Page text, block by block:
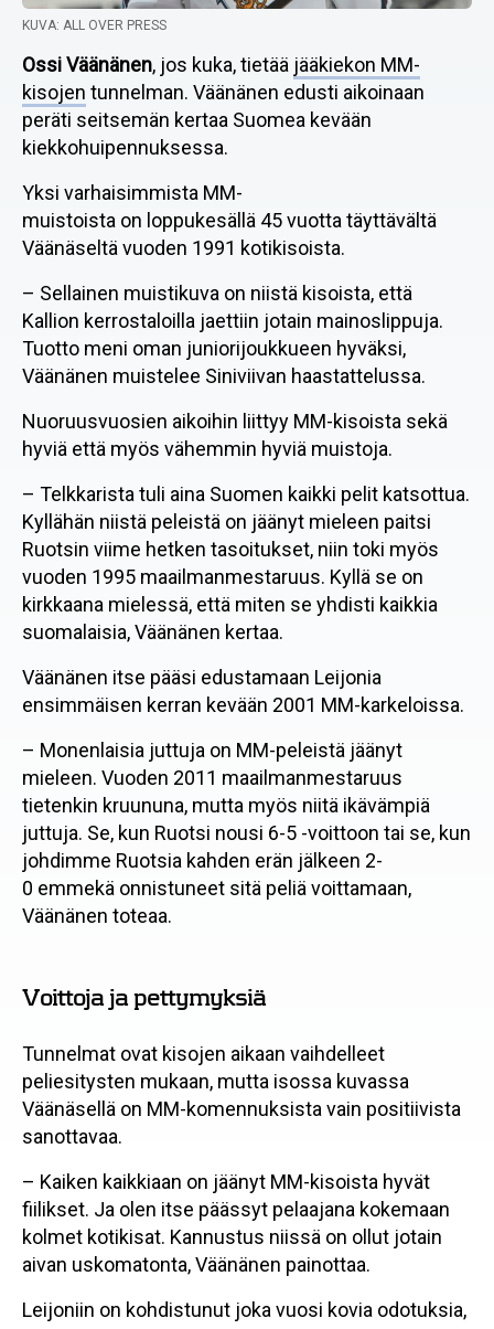
KUVA: ALL OVER PRESS
Ossi Väänänen, jos kuka, tietää jääkiekon MM-
kisojen tunnelman. Väänänen edusti aikoinaan
peräti seitsemän kertaa Suomea kevään
kiekkohuipennuksessa.
Yksi varhaisimmista MM-
muistoista on loppukesällä 45 vuotta täyttävältä
Väänäseltä vuoden 1991 kotikisoista.
– Sellainen muistikuva on niistä kisoista, että
Kallion kerrostaloilla jaettiin jotain mainoslippuja.
Tuotto meni oman juniorijoukkueen hyväksi,
Väänänen muistelee Siniviivan haastattelussa.
Nuoruusvuosien aikoihin liittyy MM-kisoista sekä
hyviä että myös vähemmin hyviä muistoja.
– Telkkarista tuli aina Suomen kaikki pelit katsottua.
Kyllähän niistä peleistä on jäänyt mieleen paitsi
Ruotsin viime hetken tasoitukset, niin toki myös
vuoden 1995 maailmanmestaruus. Kyllä se on
kirkkaana mielessä, että miten se yhdisti kaikkia
suomalaisia, Väänänen kertaa.
Väänänen itse pääsi edustamaan Leijonia
ensimmäisen kerran kevään 2001 MM-karkeloissa.
– Monenlaisia juttuja on MM-peleistä jäänyt
mieleen. Vuoden 2011 maailmanmestaruus
tietenkin kruununa, mutta myös niitä ikävämpiä
juttuja. Se, kun Ruotsi nousi 6-5 -voittoon tai se, kun
johdimme Ruotsia kahden erän jälkeen 2-
0 emmekä onnistuneet sitä peliä voittamaan,
Väänänen toteaa.
Voittoja ja pettymyksiä
Tunnelmat ovat kisojen aikaan vaihdelleet
peliesitysten mukaan, mutta isossa kuvassa
Väänäsellä on MM-komennuksista vain positiivista
sanottavaa.
– Kaiken kaikkiaan on jäänyt MM-kisoista hyvät
fiilikset. Ja olen itse päässyt pelaajana kokemaan
kolmet kotikisat. Kannustus niissä on ollut jotain
aivan uskomatonta, Väänänen painottaa.
Leijoniin on kohdistunut joka vuosi kovia odotuksia,